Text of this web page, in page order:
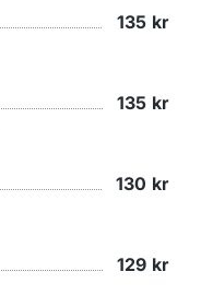
135 kr
135 kr
130 kr
129 kr